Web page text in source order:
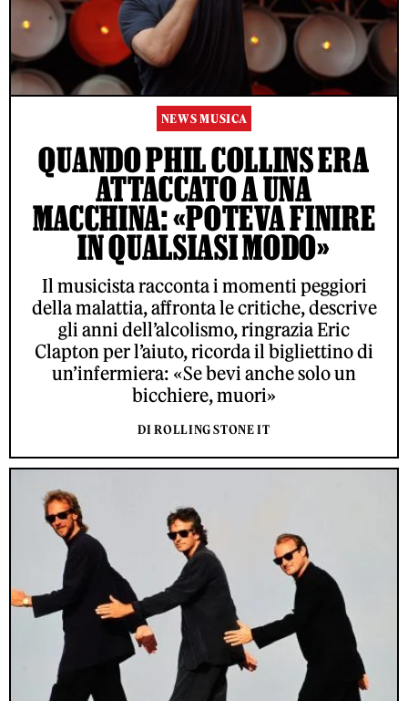
NEWS MUSICA
QUANDO PHIL COLLINS ERA
ATTACCATO A UNA
MACCHINA: «POTEVA FINIRE
IN QUALSIASI MODO»
Il musicista racconta i momenti peggiori
della malattia, affronta le critiche, descrive
gli anni dell’alcolismo, ringrazia Eric
Clapton per l’aiuto, ricorda il bigliettino di
un’infermiera: «Se bevi anche solo un
bicchiere, muori»
DI ROLLING STONE IT